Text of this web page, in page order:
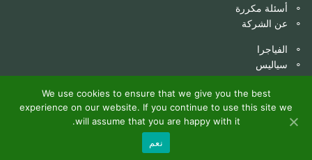
أسئلة مكررة
عن الشركة
الفياجرا
سياليس
بريليجي
كاماغرا
ليفيترا
We use cookies to ensure that we give you the best
experience on our website. If you continue to use this site we
will assume that you are happy with it.
نعم